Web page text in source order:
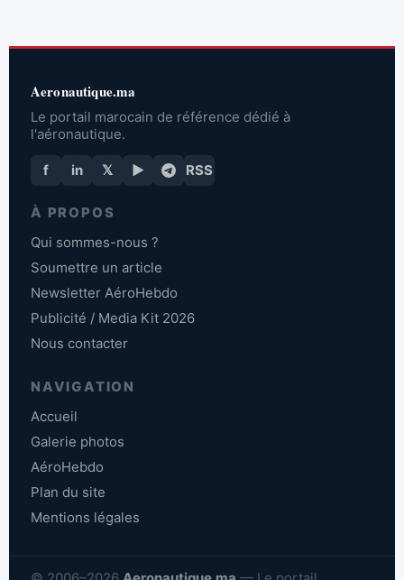
Aeronautique.ma
Le portail marocain de référence dédié à
l'aéronautique.
f in 𝕏 ▶ RSS
À PROPOS
Qui sommes-nous ?
Soumettre un article
Newsletter AéroHebdo
Publicité / Media Kit 2026
Nous contacter
NAVIGATION
Accueil
Galerie photos
AéroHebdo
Plan du site
Mentions légales